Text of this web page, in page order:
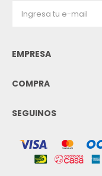
EMPRESA
COMPRA
SEGUINOS